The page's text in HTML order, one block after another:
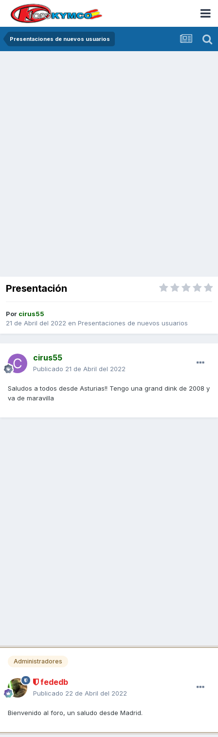
Presentaciones de nuevos usuarios
Presentación
Por cirus55
21 de Abril del 2022 en Presentaciones de nuevos usuarios
cirus55
Publicado 21 de Abril del 2022
Saludos a todos desde Asturias!! Tengo una grand dink de 2008 y
va de maravilla
Administradores
fededb
Publicado 22 de Abril del 2022
Bienvenido al foro, un saludo desde Madrid.